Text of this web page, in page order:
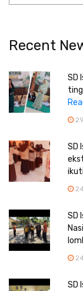
Recent
SD
SD
SD
SD